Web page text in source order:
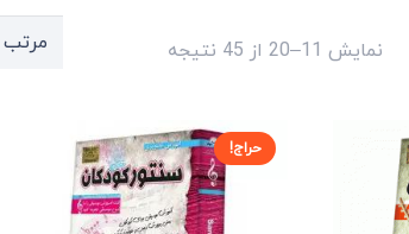
نمایش 11–20 از 45 نتیجه
Sorted
high
to
low
حراج!